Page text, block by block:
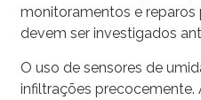
monitoramentos e reparos
devem ser investigados
O uso de sensores de
infiltrações precocemente.